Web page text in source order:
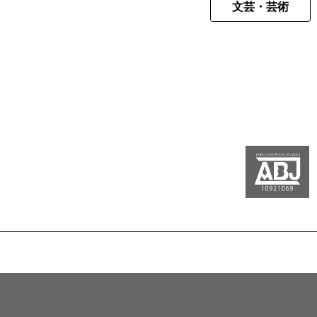
文芸・芸術